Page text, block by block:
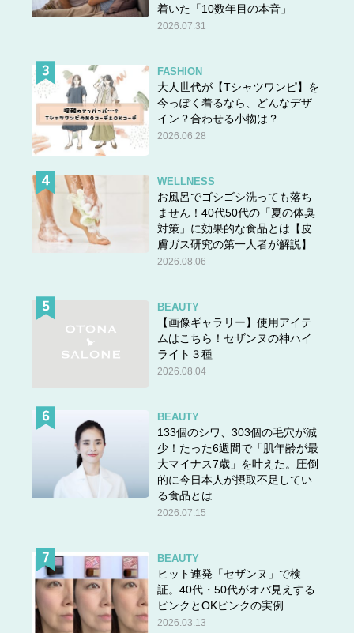
着いた「10数年目の本音」
2026.07.31
FASHION
大人世代が【Tシャツワンピ】を
今っぽく着るなら、どんなデザ
イン？合わせる小物は？
2026.06.28
WELLNESS
お風呂でゴシゴシ洗っても落ち
ません！40代50代の「夏の体臭
対策」に効果的な食品とは【皮
膚ガス研究の第一人者が解説】
2026.08.06
BEAUTY
【画像ギャラリー】使用アイテ
ムはこちら！セザンヌの神ハイ
ライト３種
2026.08.04
BEAUTY
133個のシワ、303個の毛穴が減
少！たった6週間で「肌年齢が最
大マイナス7歳」を叶えた。圧倒
的に今日本人が摂取不足してい
る食品とは
2026.07.15
BEAUTY
ヒット連発「セザンヌ」で検
証。40代・50代がオバ見えする
ピンクとOKピンクの実例
2026.03.13